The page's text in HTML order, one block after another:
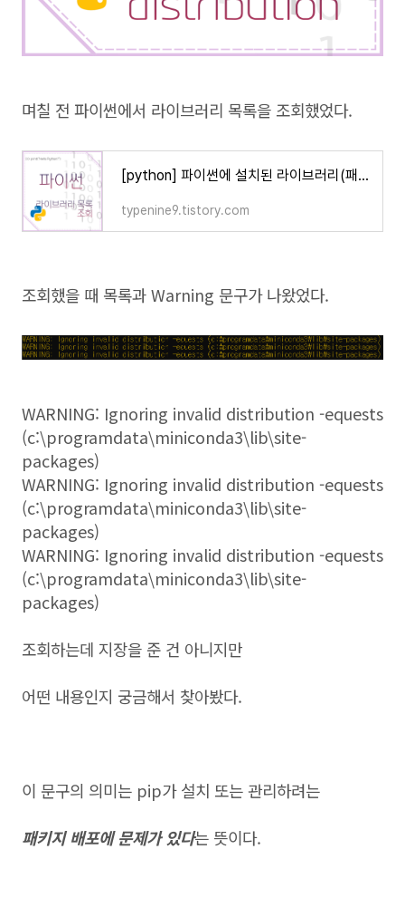
며칠 전 파이썬에서 라이브러리 목록을 조회했었다.
[python] 파이썬에 설치된 라이브러리(패키지) 목록 확인하기
typenine9.tistory.com
조회했을 때 목록과 Warning 문구가 나왔었다.
WARNING: Ignoring invalid distribution -equests
(c:\programdata\miniconda3\lib\site-
packages)
WARNING: Ignoring invalid distribution -equests
(c:\programdata\miniconda3\lib\site-
packages)
WARNING: Ignoring invalid distribution -equests
(c:\programdata\miniconda3\lib\site-
packages)
조회하는데 지장을 준 건 아니지만
어떤 내용인지 궁금해서 찾아봤다.
이 문구의 의미는 pip가 설치 또는 관리하려는
패키지 배포에 문제가 있다는 뜻이다.